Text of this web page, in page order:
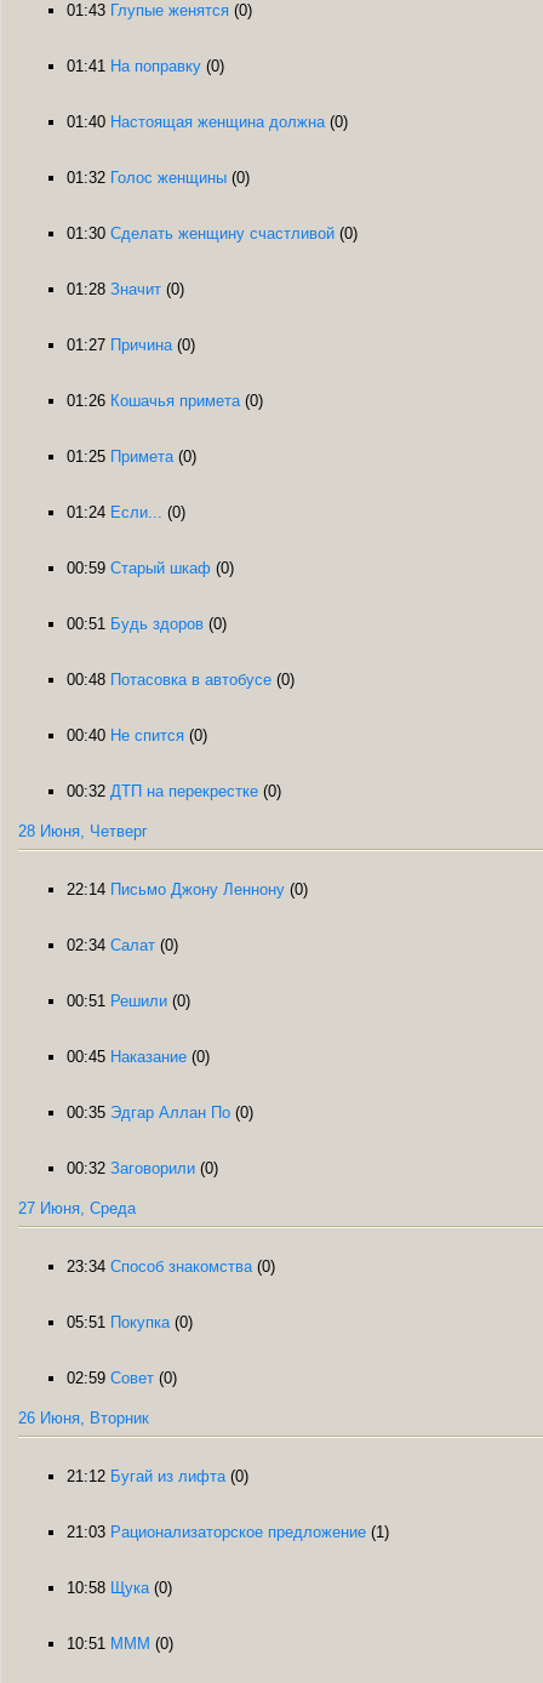
01:43 Глупые женятся (0)
01:41 На поправку (0)
01:40 Настоящая женщина должна (0)
01:32 Голос женщины (0)
01:30 Сделать женщину счастливой (0)
01:28 Значит (0)
01:27 Причина (0)
01:26 Кошачья примета (0)
01:25 Примета (0)
01:24 Если... (0)
00:59 Старый шкаф (0)
00:51 Будь здоров (0)
00:48 Потасовка в автобусе (0)
00:40 Не спится (0)
00:32 ДТП на перекрестке (0)
28 Июня, Четверг
22:14 Письмо Джону Леннону (0)
02:34 Салат (0)
00:51 Решили (0)
00:45 Наказание (0)
00:35 Эдгар Аллан По (0)
00:32 Заговорили (0)
27 Июня, Среда
23:34 Способ знакомства (0)
05:51 Покупка (0)
02:59 Совет (0)
26 Июня, Вторник
21:12 Бугай из лифта (0)
21:03 Рационализаторское предложение (1)
10:58 Щука (0)
10:51 МММ (0)